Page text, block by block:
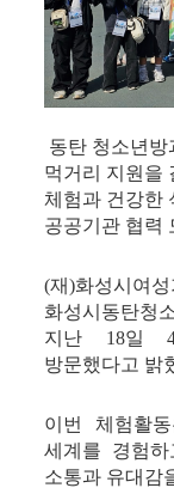
동탄 청소년
먹거리 지원을
체험과 건강한
공공기관 협력
(재)화성시여
화성시동탄청
지난 18일 4
방문했다고 밝
이번 체험활
세계를 경험
소통과 유대감